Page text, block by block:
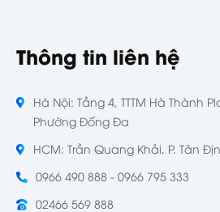
Thông tin liên hệ
Hà Nội: Tầng 4, TTTM Hà Thành
Phường Đống Đa
HCM: Trần Quang Khải, P. Tân
0966 490 888 - 0966 795 333
02466 569 888